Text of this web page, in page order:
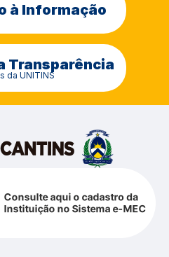
à Informação
Transparência
da UNITINS